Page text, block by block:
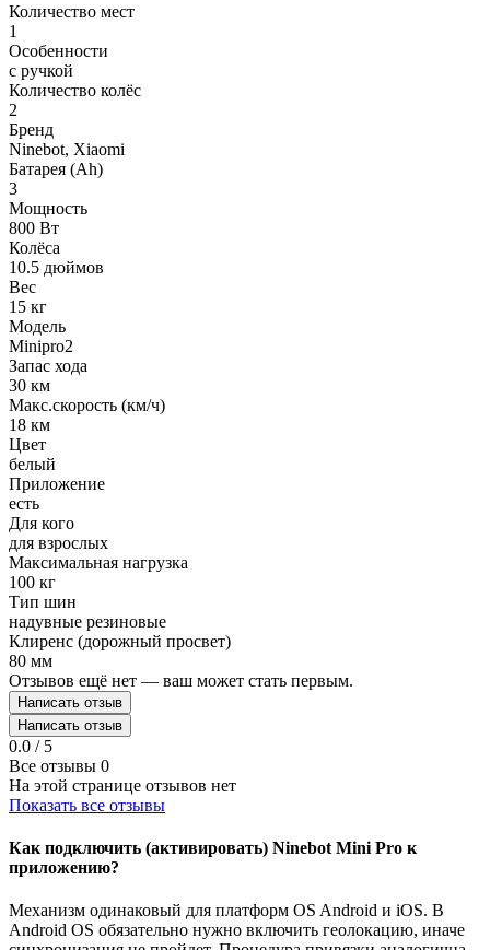
Количество мест
1
Особенности
с ручкой
Количество колёс
2
Бренд
Ninebot, Xiaomi
Батарея (Ah)
3
Мощность
800 Вт
Колёса
10.5 дюймов
Вес
15 кг
Модель
Minipro2
Запас хода
30 км
Макс.скорость (км/ч)
18 км
Цвет
белый
Приложение
есть
Для кого
для взрослых
Максимальная нагрузка
100 кг
Тип шин
надувные резиновые
Клиренс (дорожный просвет)
80 мм
Отзывов ещё нет — ваш может стать первым.
Написать отзыв
Написать отзыв
0.0 / 5
Все отзывы 0
На этой странице отзывов нет
Показать все отзывы
Как подключить (активировать) Ninebot Mini Pro к
приложению?
Механизм одинаковый для платформ OS Android и iOS. В
Android OS обязательно нужно включить геолокацию, иначе